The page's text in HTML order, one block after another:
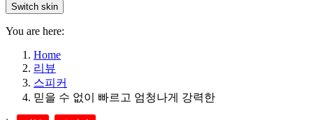
Switch skin
You are here:
Home
리뷰
스피커
믿을 수 없이 빠르고 엄청나게 강력한